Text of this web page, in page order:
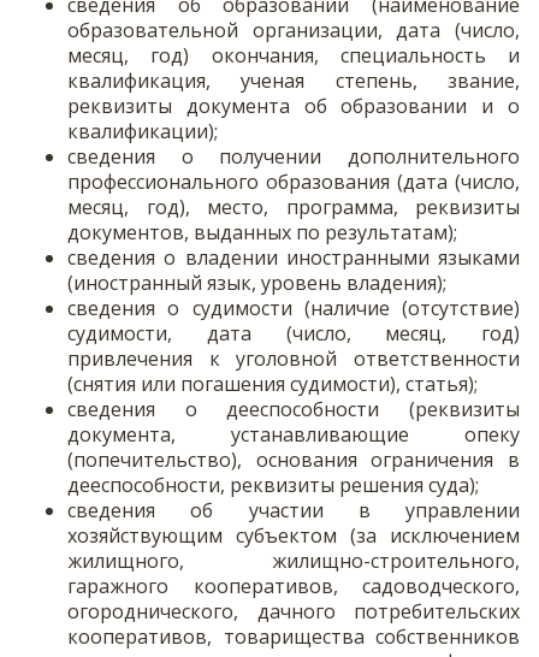
образовательной организации, дата (число,
месяц, год) окончания, специальность и
квалификация, ученая степень, звание,
реквизиты документа об образовании и о
квалификации);
сведения о получении дополнительного
профессионального образования (дата (число,
месяц, год), место, программа, реквизиты
документов, выданных по результатам);
сведения о владении иностранными языками
(иностранный язык, уровень владения);
сведения о судимости (наличие (отсутствие)
судимости, дата (число, месяц, год)
привлечения к уголовной ответственности
(снятия или погашения судимости), статья);
сведения о дееспособности (реквизиты
документа, устанавливающие опеку
(попечительство), основания ограничения в
дееспособности, реквизиты решения суда);
сведения об участии в управлении
хозяйствующим субъектом (за исключением
жилищного, жилищно-строительного,
гаражного кооперативов, садоводческого,
огороднического, дачного потребительских
кооперативов, товарищества собственников